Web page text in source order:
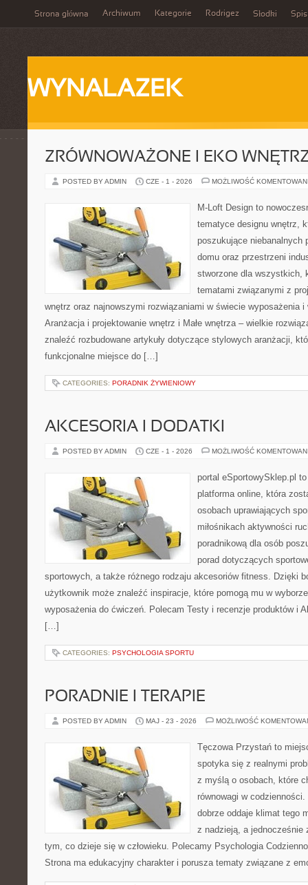
Strona główna Archiwum Kategorie Rodrigez Słodki Spis
WYNALAZEK
ZRÓWNOWAŻONE I EKO
POSTED BY ADMIN CZE - 1 - 2026 MOŻLIWOŚĆ
M-Loft Design to
tematyce designu wnętrz,
poszukujące niebanalnych
domu oraz przestrzeni
stworzone dla wszystkich,
tematami związanymi z
wnętrz oraz najnowszymi rozwiązaniami w świecie wyposażenia
Aranżacja i projektowanie wnętrz i Małe wnętrza – wielkie
znaleźć rozbudowane artykuły dotyczące stylowych aranżacji,
funkcjonalne miejsce do […]
CATEGORIES: PORADNIK ŻYWIENIOWY
AKCESORIA I DODATKI
POSTED BY ADMIN CZE - 1 - 2026 MOŻLIWOŚĆ
portal eSportowySklep.pl
platforma online, która
osobach uprawiających
miłośnikach aktywności
poradnikową dla osób
porad dotyczących
sportowych, a także różnego rodzaju akcesoriów fitness. Dzięki
użytkownik może znaleźć inspiracje, które pomogą mu w
wyposażenia do ćwiczeń. Polecam Testy i recenzje produktów i
[…]
CATEGORIES: PSYCHOLOGIA SPORTU
PORADNIE I TERAPIE
POSTED BY ADMIN MAJ - 23 - 2026 MOŻLIWOŚĆ
Tęczowa Przystań to
spotyka się z realnymi
z myślą o osobach, które
równowagi w
dobrze oddaje klimat tego
z nadzieją, a jednocześnie
tym, co dzieje się w człowieku. Polecamy Psychologia
Strona ma edukacyjny charakter i porusza tematy związane z